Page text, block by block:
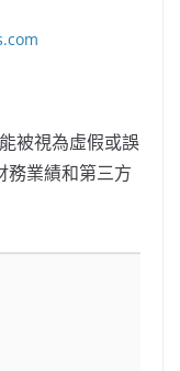
被視為虛假或誤
務業績和第三方